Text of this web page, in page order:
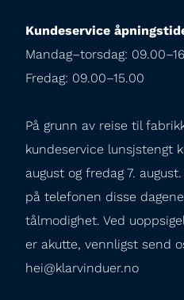
Kundeservice
Mandag–torsdag:
Fredag: 09.00–15.00
På grunn av reise til
kundeservice lunsjstengt
august og fredag 7.
på telefonen disse
tålmodighet. Ved
er akutte, vennligst send
hei@klarvinduer.no